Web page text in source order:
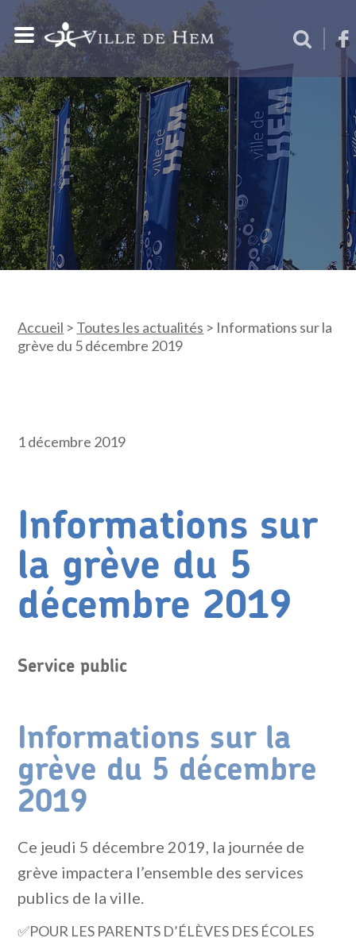
Accueil > Toutes les actualités > Informations sur la
grève du 5 décembre 2019
1 décembre 2019
Informations sur
la grève du 5
décembre 2019
Service public
Informations sur la
grève du 5 décembre
2019
Ce jeudi 5 décembre 2019, la journée de
grève impactera l’ensemble des services
publics de la ville.
✅POUR LES PARENTS D’ÉLÈVES DES ÉCOLES